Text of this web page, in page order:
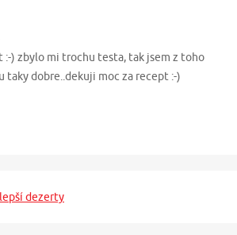
) zbylo mi trochu testa, tak jsem z toho
taky dobre..dekuji moc za recept :-)
dezerty